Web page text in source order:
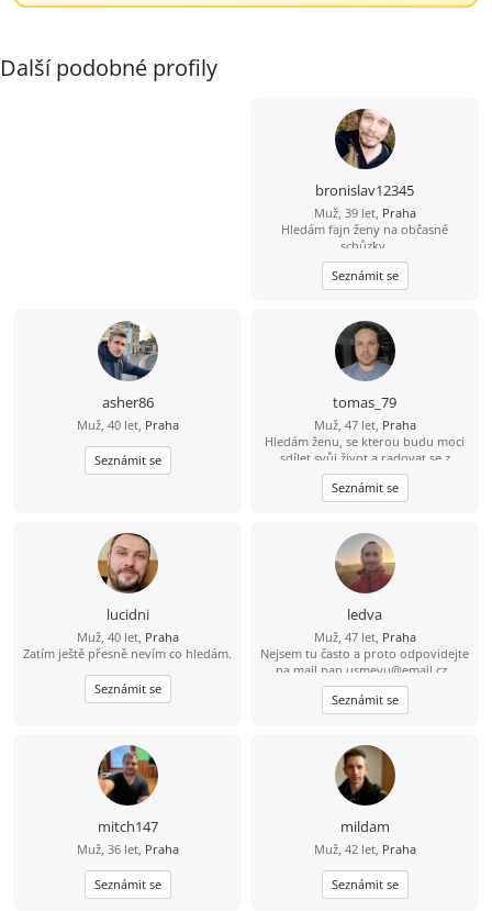
Další podobné profily
bronislav12345
Muž, 39 let, Praha
Hledám fajn ženy na občasné
schůzky.
Seznámit se
asher86
Muž, 40 let, Praha
Seznámit se
tomas_79
Muž, 47 let, Praha
Hledám ženu, se kterou budu moci
sdílet svůj život a radovat se z
každého nového dne v její
společnosti
Seznámit se
lucidni
Muž, 40 let, Praha
Zatím ještě přesně nevím co hledám.
Seznámit se
ledva
Muž, 47 let, Praha
Nejsem tu často a proto odpovidejte
na mail pan.usmevu@email.cz
_______________________ Tady je to
nepřehledné. Hledám Jiskru v kupce
sena a co bude dál se uvidí :). A ta
zapálení pro sport (kolo) a přírodu
(mám rád východ/západ slunce na
vrcholu kopce). Sám sebe vnímám
asi jako upřímného, veselého kluka,
co se nebojí srandy. Jsem pohodář
(žádný extrémista) = kochat se a
nehrotit :) A těch fotek se nebojte.
Také mám rád pohodu a relax. S
batohem chodím jen občas Není nic
hezčího než usměvavá holka Tímto
Seznámit se
mitch147
Muž, 36 let, Praha
Seznámit se
mildam
Muž, 42 let, Praha
Seznámit se